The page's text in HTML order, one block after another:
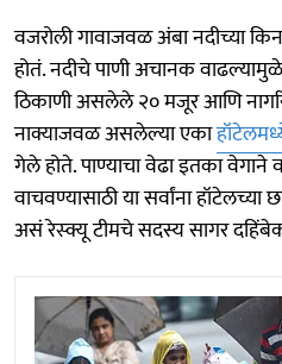
वजरोली गावाजवळ अंबा नदीच्या
होतं. नदीचे पाणी अचानक
ठिकाणी असलेले २० मजूर आणि
नाक्याजवळ असलेल्या एका
गेले होते. पाण्याचा वेढा इतका वेगाने
वाचवण्यासाठी या सर्वांना हॉटेलच्या
असं रेस्क्यू टीमचे सदस्य सागर